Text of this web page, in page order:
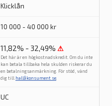
Klicklån
10 000 - 40 000 kr
11,82% - 32,49% ⚠
Det här är en högkostnadskredit. Om du inte
kan betala tillbaka hela skulden riskerar du
en betalningsanmärkning. För stöd, vänd
dig till hallåkonsument.se
UC